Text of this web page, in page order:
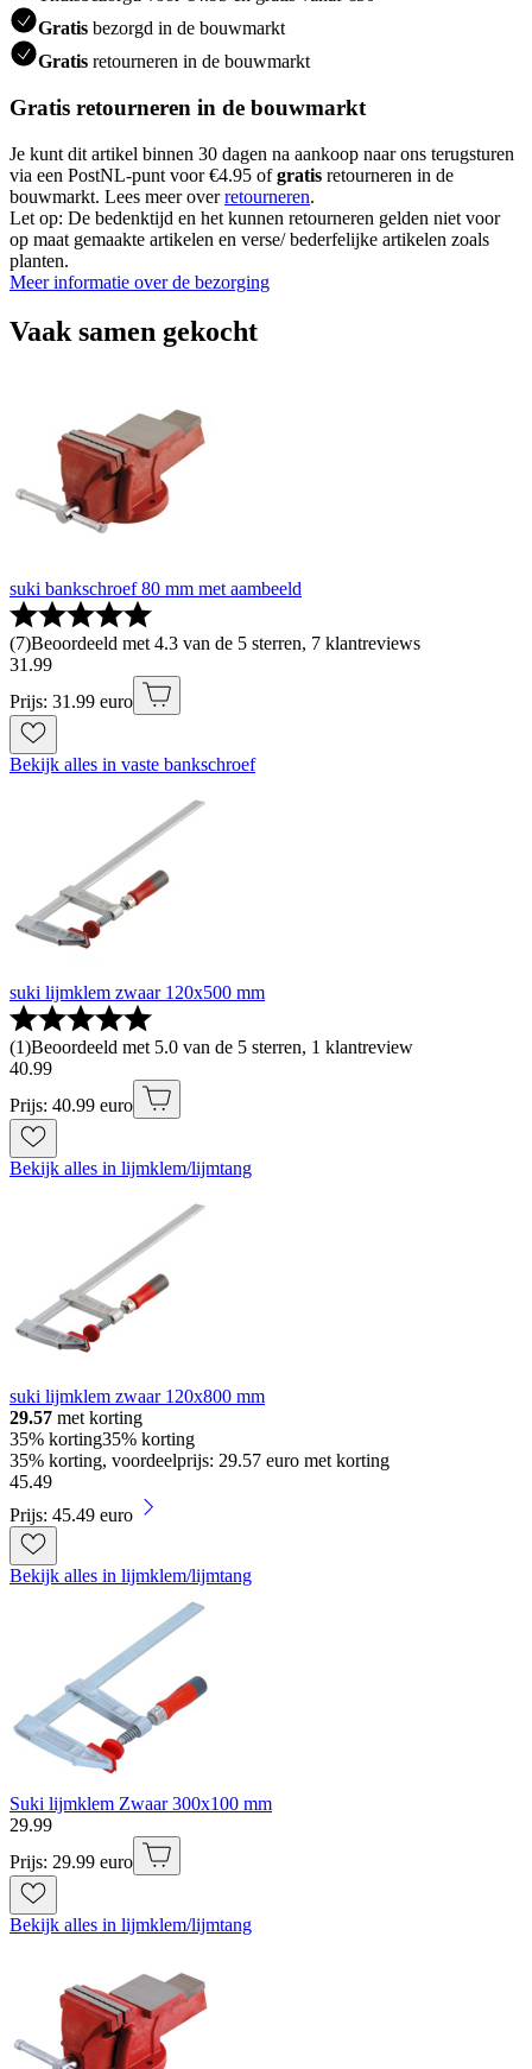
Gratis bezorgd in de bouwmarkt
Gratis retourneren in de bouwmarkt
Gratis retourneren in de bouwmarkt
Je kunt dit artikel binnen 30 dagen na aankoop naar ons terugsturen
via een PostNL-punt voor €4.95 ofgratis retourneren in de
bouwmarkt. Lees meer overretourneren.
Let op: De bedenktijd en het kunnen retourneren gelden niet voor
op maat gemaakte artikelen en verse/ bederfelijke artikelen zoals
planten.
Meer informatie over de bezorging
Vaak samen gekocht
suki bankschroef 80 mm met aambeeld
(7)Beoordeeld met 4.3 van de 5 sterren, 7 klantreviews
31 .99
Prijs: 31.99 euro
Bekijk alles in vaste bankschroef
suki lijmklem zwaar 120x500 mm
(1)Beoordeeld met 5.0 van de 5 sterren, 1 klantreview
40.99
Prijs: 40.99 euro
Bekijk alles in lijmklem/lijmtang
suki lijmklem zwaar 120x800 mm
29.57 met korting
35% korting35% korting
35% korting, voordeelprijs: 29.57 euro met korting
45.49
Prijs: 45.49 euro
Bekijk alles in lijmklem/lijmtang
Suki lijmklem Zwaar 300x100 mm
29.99
Prijs: 29.99 euro
Bekijk alles in lijmklem/lijmtang